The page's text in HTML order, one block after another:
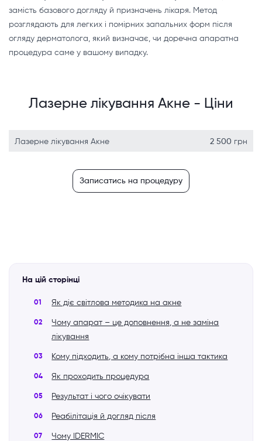
замість базового догляду й призначень лікаря. Метод
розглядають для легких і помірних запальних форм після
огляду дерматолога, який визначає, чи доречна апаратна
процедура саме у вашому випадку.
Лазерне лікування Акне - Ціни
Лазерне лікування Акне 2 500 грн
Записатись на процедуру
На цій сторінці
Як діє світлова методика на акне
Чому апарат – це доповнення, а не заміна
лікування
Кому підходить, а кому потрібна інша тактика
Як проходить процедура
Результат і чого очікувати
Реабілітація й догляд після
Чому IDERMIC